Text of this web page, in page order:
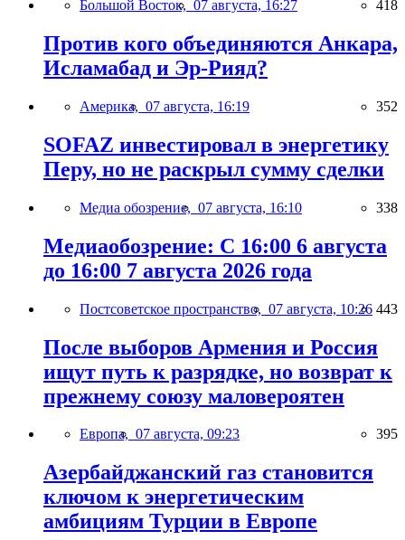
Большой Восток, 07 августа, 16:27 418
Против кого объединяются Анкара,
Исламабад и Эр-Рияд?
Америка, 07 августа, 16:19 352
SOFAZ инвестировал в энергетику
Перу, но не раскрыл сумму сделки
Медиа обозрение, 07 августа, 16:10 338
Медиаобозрение: С 16:00 6 августа
до 16:00 7 августа 2026 года
Постсоветское пространство, 07 августа, 10:26 443
После выборов Армения и Россия
ищут путь к разрядке, но возврат к
прежнему союзу маловероятен
Европа, 07 августа, 09:23 395
Азербайджанский газ становится
ключом к энергетическим
амбициям Турции в Европе